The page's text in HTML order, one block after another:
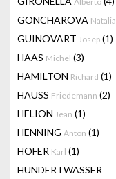
GONCHAROVA Natalia
GUINOVART Josep (1)
HAAS Michel (3)
HAMILTON Richard (1)
HAUSS Friedemann (2)
HELION Jean (1)
HENNING Anton (1)
HOFER Karl (1)
HUNDERTWASSER